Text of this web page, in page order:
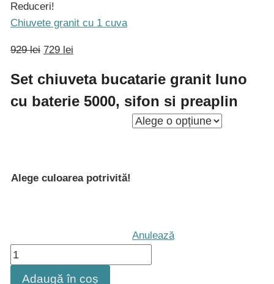
Reduceri!
Chiuvete granit cu 1 cuva
929 lei 729 lei
Set chiuveta bucatarie granit Iuno
cu baterie 5000, sifon si preaplin
Alege culoarea potrivită!
Anulează
Cantitate
Set
Adaugă în coș